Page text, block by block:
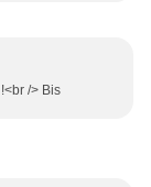
/> Bis